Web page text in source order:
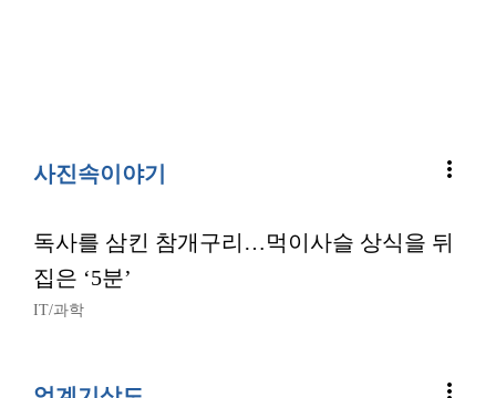
사진속이야기 more_vert
독사를 삼킨 참개구리…먹이사슬 상식을 뒤
집은 ‘5분’
IT/과학
more_vert